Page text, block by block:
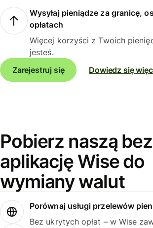
Wysyłaj pieniądze za granicę,
opłatach
Więcej korzyści z Twoich
jesteś.
Zarejestruj się
Dowiedz się
Pobierz naszą
aplikację Wise do
wymiany walut
Porównaj usługi przelewów
Bez ukrytych opłat – w Wise